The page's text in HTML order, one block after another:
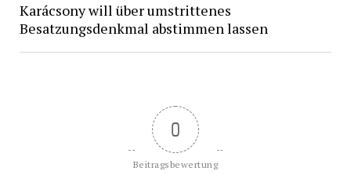
Karácsony will über umstrittenes
Besatzungsdenkmal abstimmen lassen
0
Beitragsbewertung